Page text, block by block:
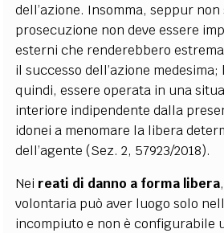
dell’azione. Insomma, seppur
prosecuzione non deve essere
esterni che renderebbero
il successo dell’azione medesima;
quindi, essere operata in una
interiore indipendente dalla
idonei a menomare la libera
dell’agente (Sez. 2, 57923/2018).
Nei reati di danno a forma libera
volontaria può aver luogo solo
incompiuto e non è configurabile